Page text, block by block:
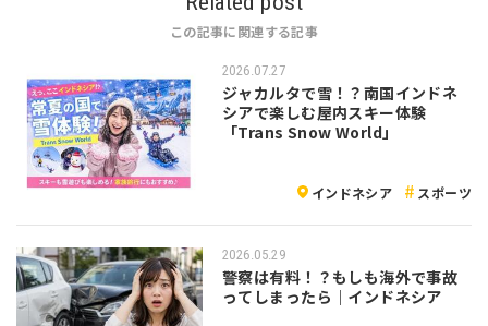
この記事に関連する記事
2026.07.27
ジャカルタで雪！？南国インドネ
シアで楽しむ屋内スキー体験
「Trans Snow World」
インドネシア スポーツ
2026.05.29
警察は有料！？もしも海外で事故
ってしまったら｜インドネシア